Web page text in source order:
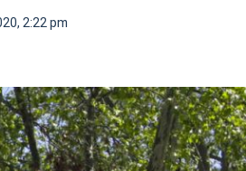
2:22 pm